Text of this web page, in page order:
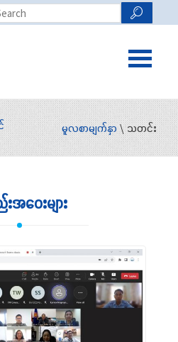
မူလစာမျက်နှာ \ သတင်း
အဝေးများ